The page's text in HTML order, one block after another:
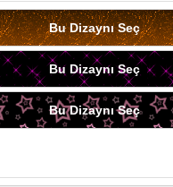
Bu Dizaynı Seç
Bu Dizaynı Seç
Bu Dizaynı Seç